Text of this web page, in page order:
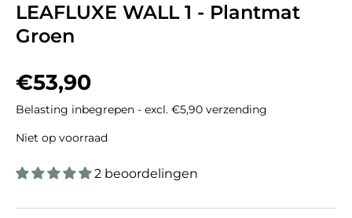
LEAFLUXE WALL 1 - Plantmat
Groen
Reguliere prijs
€53,90
Belasting inbegrepen - excl. €5,90 verzending
Niet op voorraad
2 beoordelingen